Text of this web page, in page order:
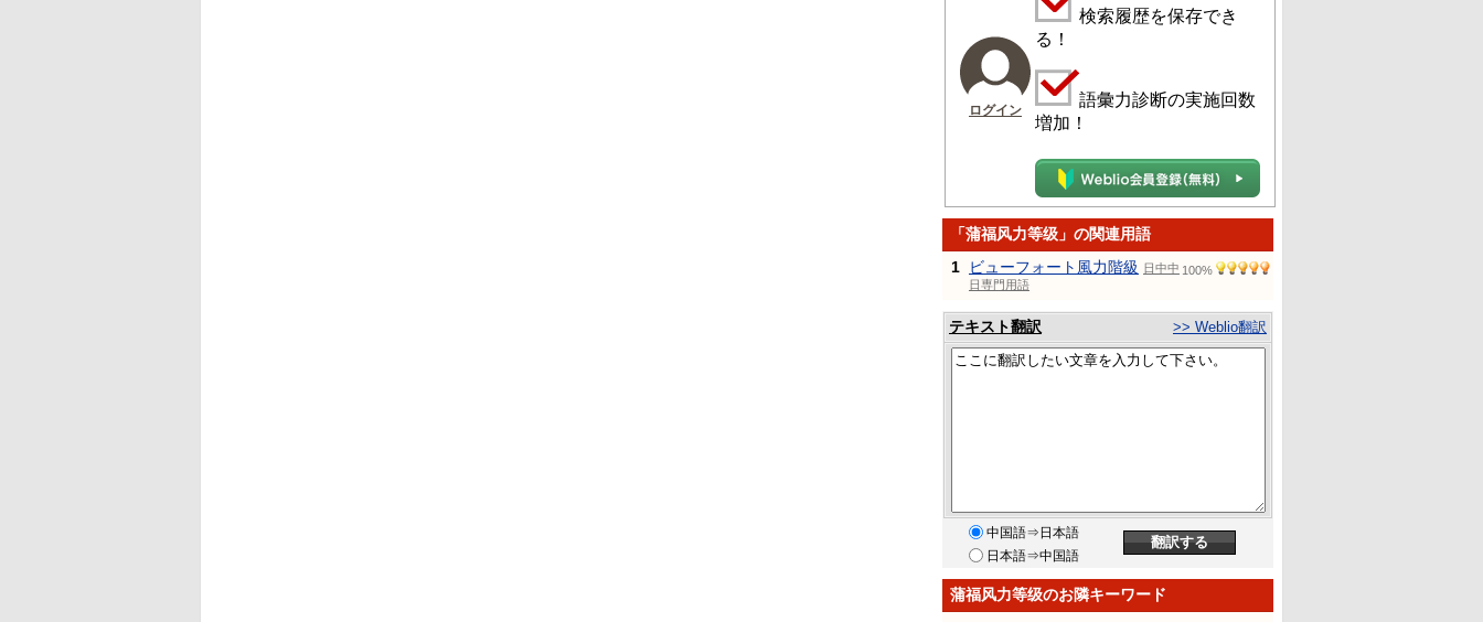
ログイン
検索履歴を保存でき
る！
語彙力診断の実施回数
増加！
「蒲福风力等级」の関連用語
1
ビューフォート風力階級 日中中
日専門用語
100%
テキスト翻訳 >> Weblio翻訳
中国語⇒日本語
日本語⇒中国語
蒲福风力等级のお隣キーワード